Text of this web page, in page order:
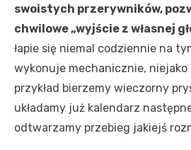
swoistych przerywników,
chwilowe „wyjście z własnej
łapie się niemal codziennie na
wykonuje mechanicznie, niejako
przykład bierzemy wieczorny
układamy już kalendarz
odtwarzamy przebieg jakiejś